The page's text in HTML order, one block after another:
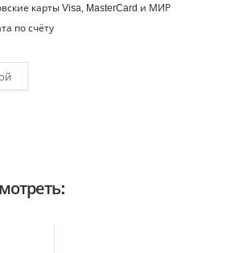
карты Visa, MasterCard и МИР
по счёту